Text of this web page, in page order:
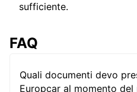
sufficiente.
FAQ
Quali documenti devo
Europcar al momento